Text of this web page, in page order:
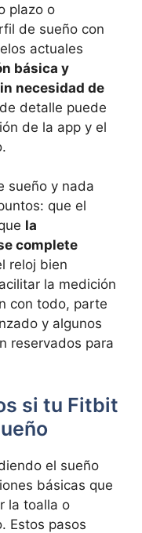
plazo o
de sueño con
actuales
básica y
necesidad de
detalle puede
de la app y el
sueño y nada
que el
la
complete
reloj bien
la medición
con todo, parte
y algunos
reservados para
si tu Fitbit
el sueño
básicas que
la toalla o
Estos pasos